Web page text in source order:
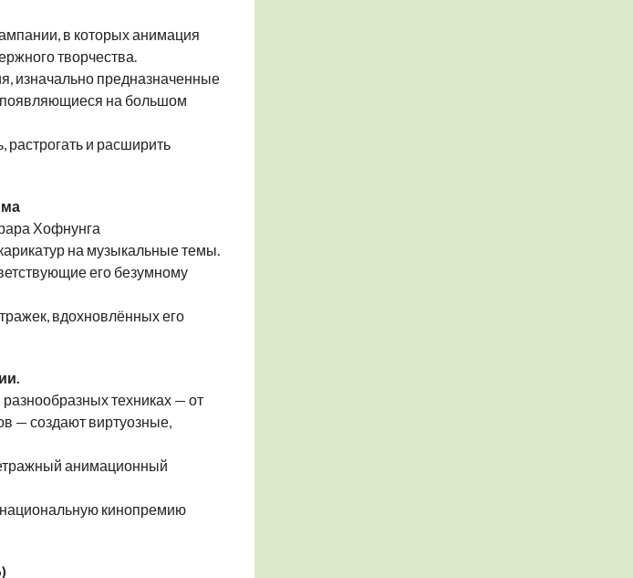
в которых анимация
творчества.
изначально предназначенные
появляющиеся на большом
и расширить
Хофнунга
на музыкальные темы.
его безумному
вдохновлённых его
техниках — от
— создают виртуозные,
анимационный
кинопремию